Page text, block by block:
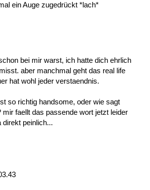
ein Auge zugedrückt *lach*
bei mir warst, ich hatte dich ehrlich
aber manchmal geht das real life
hat wohl jeder verstaendnis.
so richtig handsome, oder wie sagt
mir faellt das passende wort jetzt leider
direkt peinlich...